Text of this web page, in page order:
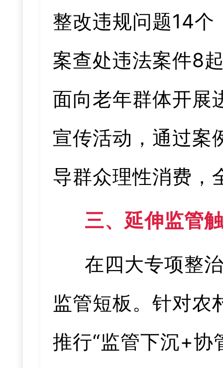
整改违规问题14
案查处违法案件8
面向老年群体开展
宣传活动，通过案
导群众理性消费，
三、延伸监管
在四大专项整
监管短板。针对农
推行“监管下沉+协